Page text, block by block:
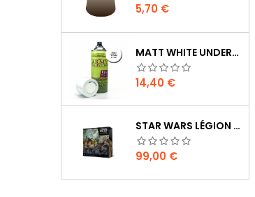
Preis
5,70 €
MATT WHITE UNDERCOAT
Preis
14,40 €
STAR WARS LÉGION : BOÎTE DE BASE CLONE WARS
Preis
99,00 €